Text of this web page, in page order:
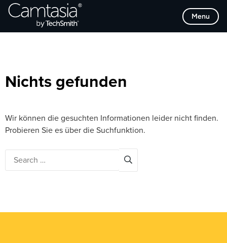
Direkt
zum
Menu
Browse Categories
Nichts gefunden
Wir können die gesuchten Informationen leider nicht finden.
Probieren Sie es über die Suchfunktion.